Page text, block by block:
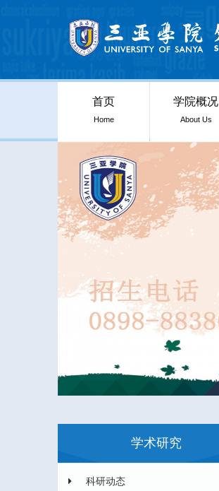
首页
Home
学院概况
About Us
学术研究
科研动态